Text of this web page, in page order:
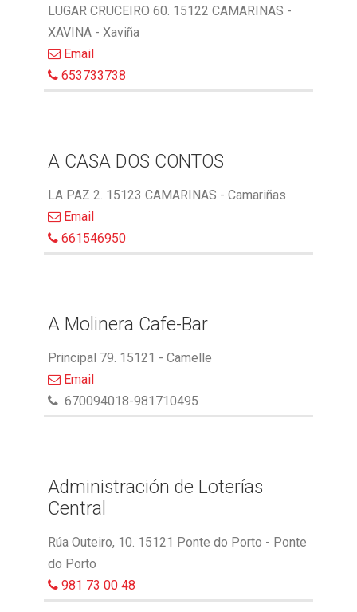
LUGAR CRUCEIRO 60. 15122 CAMARINAS -
XAVINA - Xaviña
Email
653733738
A CASA DOS CONTOS
LA PAZ 2. 15123 CAMARINAS - Camariñas
Email
661546950
A Molinera Cafe-Bar
Principal 79. 15121 - Camelle
Email
670094018-981710495
Administración de Loterías
Central
Rúa Outeiro, 10. 15121 Ponte do Porto - Ponte
do Porto
981 73 00 48